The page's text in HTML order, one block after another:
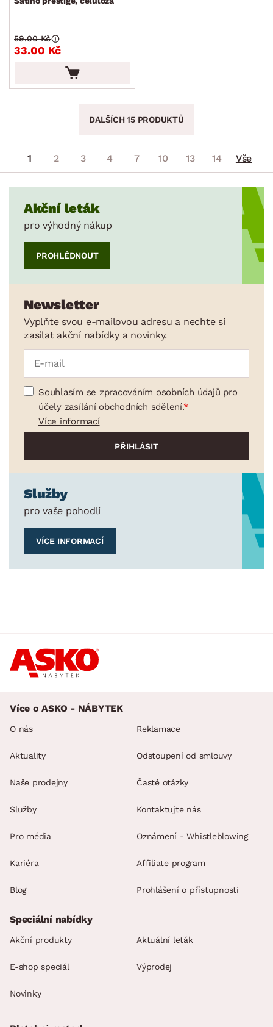
33.00 Kč
59.00 Kč
DALŠÍCH 15 PRODUKTŮ
1 2 3 4 7 10 13 14 Vše
Akční leták
pro výhodný nákup
PROHLÉDNOUT
Newsletter
Vyplňte svou e-mailovou adresu a nechte si
zasílat akční nabídky a novinky.
Souhlasím se zpracováním osobních údajů pro
účely zasílání obchodních sdělení.
Více informací
Služby
pro vaše pohodlí
VÍCE INFORMACÍ
Více o ASKO - NÁBYTEK
O nás
Aktuality
Naše prodejny
Služby
Pro média
Kariéra
Blog
Reklamace
Odstoupení od smlouvy
Časté otázky
Kontaktujte nás
Oznámení - Whistleblowing
Affiliate program
Prohlášení o přístupnosti
Speciální nabídky
Akční produkty Aktuální leták
E-shop speciál Výprodej
Novinky